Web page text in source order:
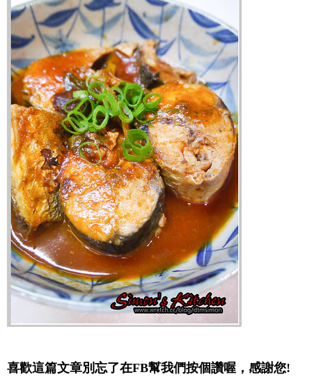
喜歡這篇文章別忘了在FB幫我們按個讚喔，感謝您!